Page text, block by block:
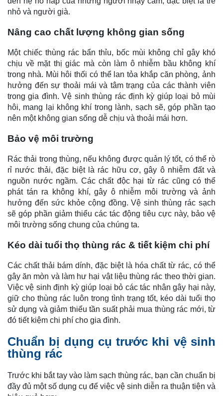
nhỏ và người già.
Nâng cao chất lượng không gian sống
Một chiếc thùng rác bẩn thỉu, bốc mùi không chỉ gây khó
chịu về mặt thị giác mà còn làm ô nhiễm bầu không khí
trong nhà. Mùi hôi thối có thể lan tỏa khắp căn phòng, ảnh
hưởng đến sự thoải mái và tâm trạng của các thành viên
trong gia đình. Vệ sinh thùng rác định kỳ giúp loại bỏ mùi
hôi, mang lại không khí trong lành, sạch sẽ, góp phần tạo
nên một không gian sống dễ chịu và thoải mái hơn.
Bảo vệ môi trường
Rác thải trong thùng, nếu không được quản lý tốt, có thể rò
rỉ nước thải, đặc biệt là rác hữu cơ, gây ô nhiễm đất và
nguồn nước ngầm. Các chất độc hại từ rác cũng có thể
phát tán ra không khí, gây ô nhiễm môi trường và ảnh
hưởng đến sức khỏe cộng đồng. Vệ sinh thùng rác sạch
sẽ góp phần giảm thiểu các tác động tiêu cực này, bảo vệ
môi trường sống chung của chúng ta.
Kéo dài tuổi thọ thùng rác & tiết kiệm chi phí
Các chất thải bám dính, đặc biệt là hóa chất từ rác, có thể
gây ăn mòn và làm hư hại vật liệu thùng rác theo thời gian.
Việc vệ sinh định kỳ giúp loại bỏ các tác nhân gây hại này,
giữ cho thùng rác luôn trong tình trạng tốt, kéo dài tuổi thọ
sử dụng và giảm thiểu tần suất phải mua thùng rác mới, từ
đó tiết kiệm chi phí cho gia đình.
Chuẩn bị dụng cụ trước khi vệ sinh
thùng rác
Trước khi bắt tay vào làm sạch thùng rác, bạn cần chuẩn bị
đầy đủ một số dụng cụ để việc vệ sinh diễn ra thuận tiện và